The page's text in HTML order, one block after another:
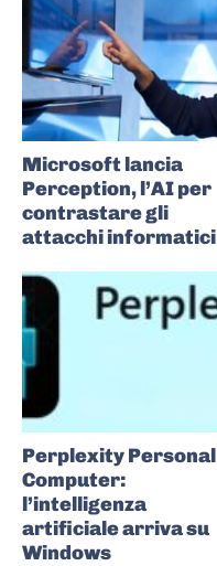
Microsoft lancia
Perception, l’AI per
contrastare gli
attacchi informatici
Perplexity Personal
Computer:
l’intelligenza
artificiale arriva su
Windows